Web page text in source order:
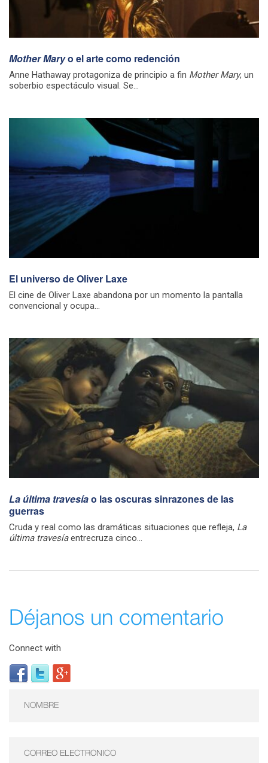
Mother Maryo el arte como redención
Anne Hathaway protagoniza de principio a fin Mother Mary, un
soberbio espectáculo visual. Se...
El universo de Oliver Laxe
El cine de Oliver Laxe abandona por un momento la pantalla
convencional y ocupa...
La última travesíao las oscuras sinrazones de las
guerras
Cruda y real como las dramáticas situaciones que refleja, La
última travesíaentrecruza cinco...
Déjanos un comentario
Connect with